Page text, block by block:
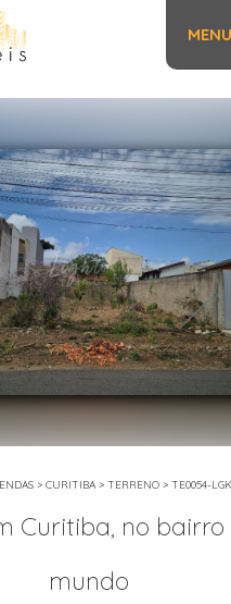
MENU
> CURITIBA> TERRENO> TE0054-LGK
Curitiba, no bairro
mundo